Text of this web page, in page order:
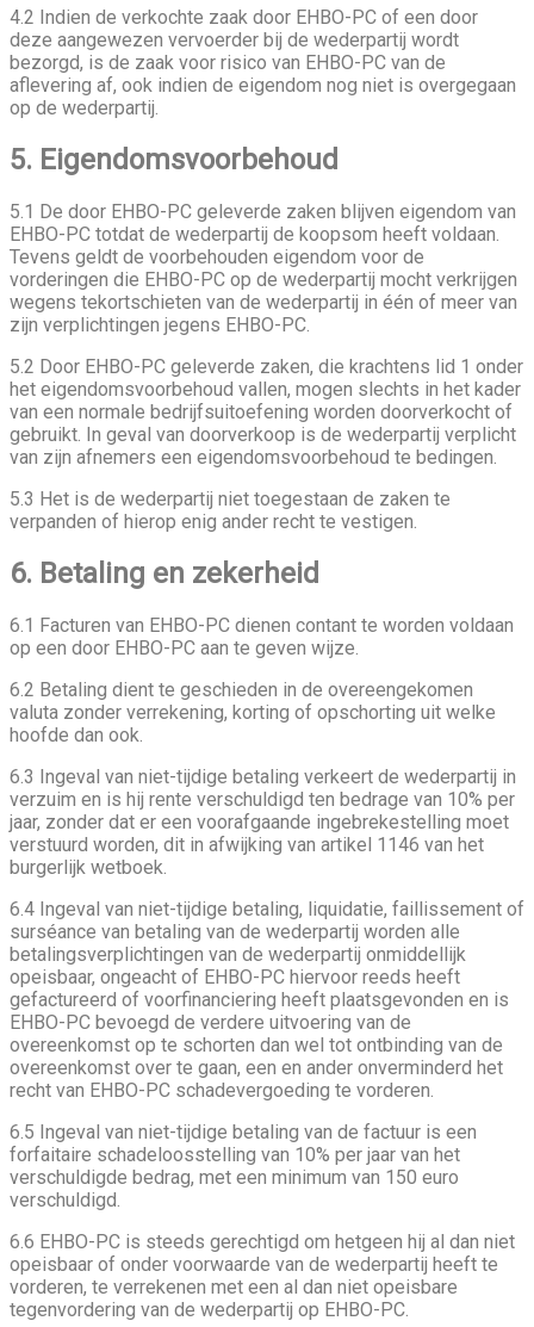
4.2 Indien de verkochte zaak door EHBO-PC of een door
deze aangewezen vervoerder bij de wederpartij wordt
bezorgd, is de zaak voor risico van EHBO-PC van de
aflevering af, ook indien de eigendom nog niet is overgegaan
op de wederpartij.
5. Eigendomsvoorbehoud
5.1 De door EHBO-PC geleverde zaken blijven eigendom van
EHBO-PC totdat de wederpartij de koopsom heeft voldaan.
Tevens geldt de voorbehouden eigendom voor de
vorderingen die EHBO-PC op de wederpartij mocht verkrijgen
wegens tekortschieten van de wederpartij in één of meer van
zijn verplichtingen jegens EHBO-PC.
5.2 Door EHBO-PC geleverde zaken, die krachtens lid 1 onder
het eigendomsvoorbehoud vallen, mogen slechts in het kader
van een normale bedrijfsuitoefening worden doorverkocht of
gebruikt. In geval van doorverkoop is de wederpartij verplicht
van zijn afnemers een eigendomsvoorbehoud te bedingen.
5.3 Het is de wederpartij niet toegestaan de zaken te
verpanden of hierop enig ander recht te vestigen.
6. Betaling en zekerheid
6.1 Facturen van EHBO-PC dienen contant te worden voldaan
op een door EHBO-PC aan te geven wijze.
6.2 Betaling dient te geschieden in de overeengekomen
valuta zonder verrekening, korting of opschorting uit welke
hoofde dan ook.
6.3 Ingeval van niet-tijdige betaling verkeert de wederpartij in
verzuim en is hij rente verschuldigd ten bedrage van 10% per
jaar, zonder dat er een voorafgaande ingebrekestelling moet
verstuurd worden, dit in afwijking van artikel 1146 van het
burgerlijk wetboek.
6.4 Ingeval van niet-tijdige betaling, liquidatie, faillissement of
surséance van betaling van de wederpartij worden alle
betalingsverplichtingen van de wederpartij onmiddellijk
opeisbaar, ongeacht of EHBO-PC hiervoor reeds heeft
gefactureerd of voorfinanciering heeft plaatsgevonden en is
EHBO-PC bevoegd de verdere uitvoering van de
overeenkomst op te schorten dan wel tot ontbinding van de
overeenkomst over te gaan, een en ander onverminderd het
recht van EHBO-PC schadevergoeding te vorderen.
6.5 Ingeval van niet-tijdige betaling van de factuur is een
forfaitaire schadeloosstelling van 10% per jaar van het
verschuldigde bedrag, met een minimum van 150 euro
verschuldigd.
6.6 EHBO-PC is steeds gerechtigd om hetgeen hij al dan niet
opeisbaar of onder voorwaarde van de wederpartij heeft te
vorderen, te verrekenen met een al dan niet opeisbare
tegenvordering van de wederpartij op EHBO-PC.